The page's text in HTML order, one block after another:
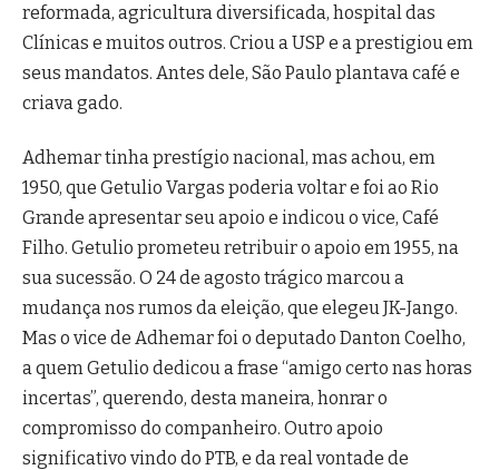
reformada, agricultura diversificada, hospital das
Clínicas e muitos outros. Criou a USP e a prestigiou em
seus mandatos. Antes dele, São Paulo plantava café e
criava gado.
Adhemar tinha prestígio nacional, mas achou, em
1950, que Getulio Vargas poderia voltar e foi ao Rio
Grande apresentar seu apoio e indicou o vice, Café
Filho. Getulio prometeu retribuir o apoio em 1955, na
sua sucessão. O 24 de agosto trágico marcou a
mudança nos rumos da eleição, que elegeu JK-Jango.
Mas o vice de Adhemar foi o deputado Danton Coelho,
a quem Getulio dedicou a frase “amigo certo nas horas
incertas”, querendo, desta maneira, honrar o
compromisso do companheiro. Outro apoio
significativo vindo do PTB, e da real vontade de